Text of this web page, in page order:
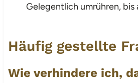
Gelegentlich umrühren, bis
Häufig gestellte
Wie verhindere ich,